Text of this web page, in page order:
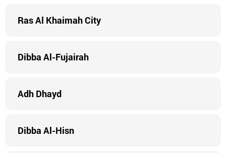
Ras Al Khaimah City
Dibba Al-Fujairah
Adh Dhayd
Dibba Al-Hisn